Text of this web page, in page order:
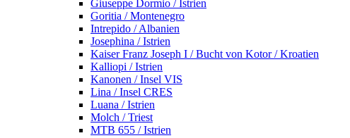
Giuseppe Dormio / Istrien
Goritia / Montenegro
Intrepido / Albanien
Josephina / Istrien
Kaiser Franz Joseph I / Bucht von Kotor / Kroatien
Kalliopi / Istrien
Kanonen / Insel VIS
Lina / Insel CRES
Luana / Istrien
Molch / Triest
MTB 655 / Istrien